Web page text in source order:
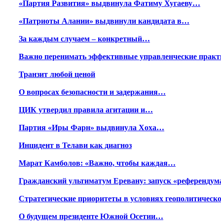
«Партия Развития» выдвинула Фатиму Хугаеву…
«Патриоты Алании» выдвинули кандидата в…
За каждым случаем – конкретный…
Важно перенимать эффективные управленческие
Транзит любой ценой
О вопросах безопасности и задержания…
ЦИК утвердил правила агитации и…
Партия «Иры Фарн» выдвинула Хоха…
Инцидент в Телави как диагноз
Марат Камболов: «Важно, чтобы каждая…
Гражданский ультиматум Еревану: запуск
Стратегические приоритеты в условиях
О будущем президенте Южной Осетии…